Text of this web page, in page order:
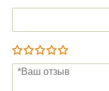
Очень хорошо
Сносно
Плохо
Очень плохо